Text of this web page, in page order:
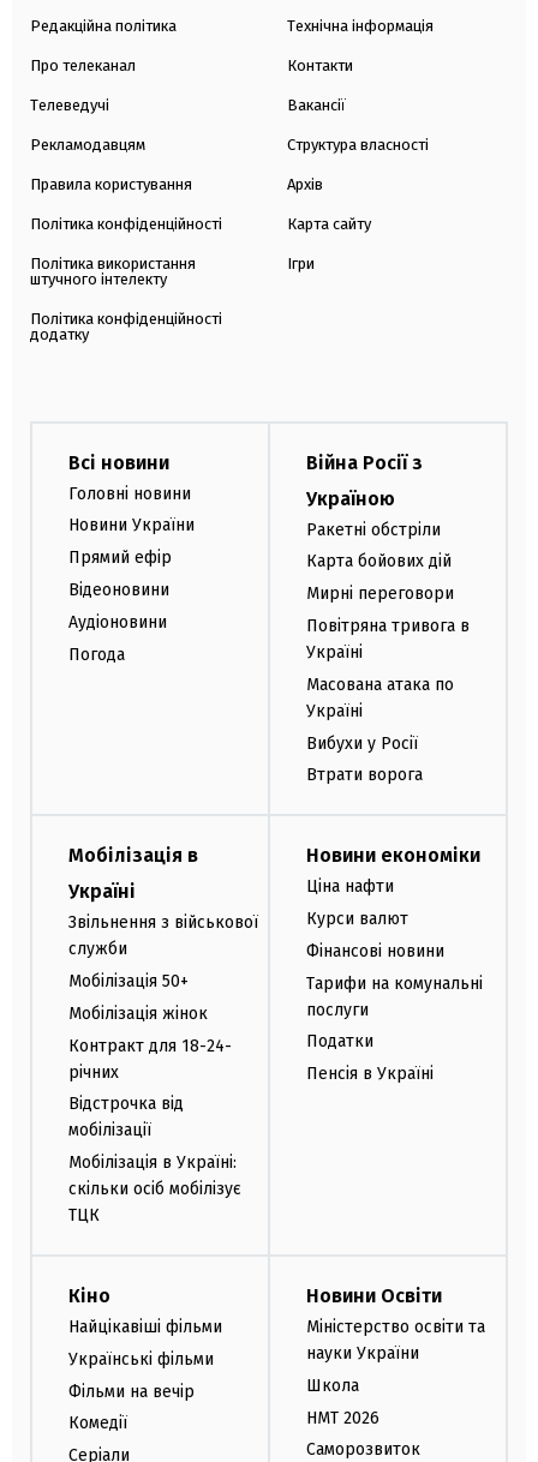
Редакційна політика
Про телеканал
Телеведучі
Рекламодавцям
Правила користування
Політика конфіденційності
Політика використання
штучного інтелекту
Політика конфіденційності
додатку
Технічна інформація
Контакти
Вакансії
Структура власності
Архів
Карта сайту
Ігри
Всі новини
Головні новини
Новини України
Прямий ефір
Відеоновини
Аудіоновини
Погода
Війна Росії з
Україною
Ракетні обстріли
Карта бойових дій
Мирні переговори
Повітряна тривога в
Україні
Масована атака по
Україні
Вибухи у Росії
Втрати ворога
Мобілізація в
Україні
Звільнення з військової
служби
Мобілізація 50+
Мобілізація жінок
Контракт для 18-24-
річних
Відстрочка від
мобілізації
Мобілізація в Україні:
скільки осіб мобілізує
ТЦК
Новини економіки
Ціна нафти
Курси валют
Фінансові новини
Тарифи на комунальні
послуги
Податки
Пенсія в Україні
Кіно
Найцікавіші фільми
Українські фільми
Фільми на вечір
Комедії
Серіали
Новини Освіти
Міністерство освіти та
науки України
Школа
НМТ 2026
Саморозвиток